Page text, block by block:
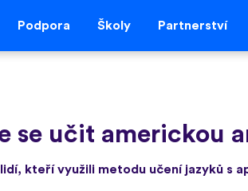
Podpora Školy Partnerství
se učit americkou
kteří využili metodu učení jazyků s